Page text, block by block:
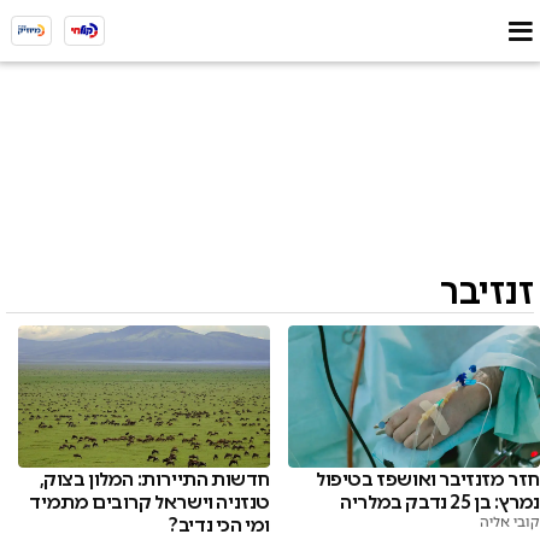
זנזיבר
חזר מזנזיבר ואושפז בטיפול
נמרץ: בן 25 נדבק במלריה
קובי אליה
חדשות התיירות: המלון בצוק,
טנזניה וישראל קרובים מתמיד
ומי הכי נדיב?